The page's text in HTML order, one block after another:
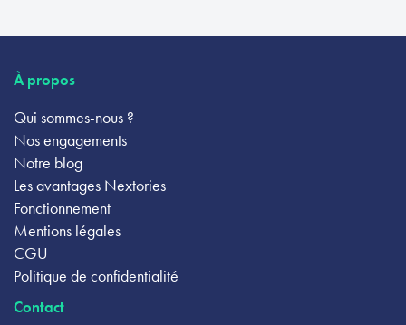
À propos
Qui sommes-nous ?
Nos engagements
Notre blog
Les avantages Nextories
Fonctionnement
Mentions légales
CGU
Politique de confidentialité
Contact